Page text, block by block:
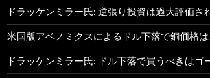
ドラッケンミラー氏: 逆張り投資は過大評価さ
米国版アベノミクスによるドル下落で銅価格
ドラッケンミラー氏: ドル下落で買うべきはゴ